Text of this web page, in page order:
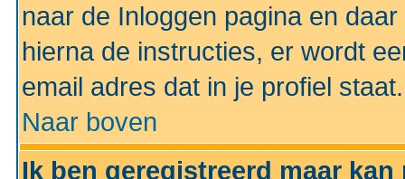
naar de Inloggen pagina en
hierna de instructies, er wordt
email adres dat in je profiel staat.
Naar boven
Ik ben geregistreerd maar